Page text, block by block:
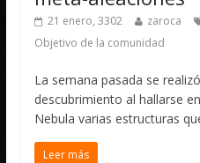
21 enero, 3302 zaroca
Objetivo de la comunidad
La semana pasada se
descubrimiento al hallarse
Nebula varias estructuras
Leer más